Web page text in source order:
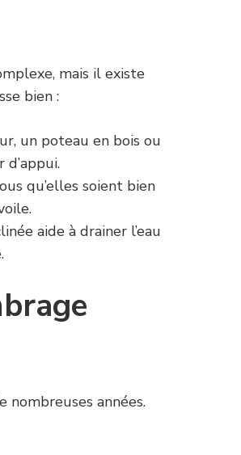
mais il existe
bien :
un poteau en bois ou
qu’elles soient bien
aide à drainer l’eau
nombreuses années.